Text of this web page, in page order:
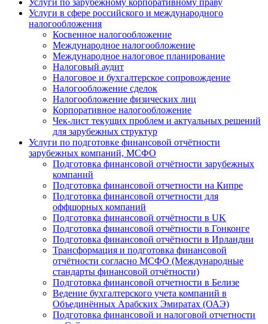
Услуги по зарубежному корпоративному праву
Услуги в сфере российского и международного
налогообложения
Косвенное налогообложение
Международное налогообложение
Международное налоговое планирование
Налоговый аудит
Налоговое и бухгалтерское сопровождение
Налогообложение сделок
Налогообложение физических лиц
Корпоративное налогообложение
Чек-лист текущих проблем и актуальных решений
для зарубежных структур
Услуги по подготовке финансовой отчётности
зарубежных компаний, МСФО
Подготовка финансовой отчётности зарубежных
компаний
Подготовка финансовой отчетности на Кипре
Подготовка финансовой отчетности для
оффшорных компаний
Подготовка финансовой отчётности в UK
Подготовка финансовой отчётности в Гонконге
Подготовка финансовой отчётности в Ирландии
Трансформация и подготовка финансовой
отчётности согласно МСФО (Международные
стандарты финансовой отчётности)
Подготовка финансовой отчетности в Белизе
Ведение бухгалтерского учета компаний в
Объединённых Арабских Эмиратах (ОАЭ)
Подготовка финансовой и налоговой отчетности